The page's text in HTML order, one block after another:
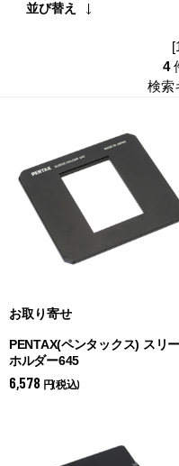
並び替え
4
検索
お取り寄せ
PENTAX(ペンタックス) スリ
ホルダー645
6,578 円(税込)